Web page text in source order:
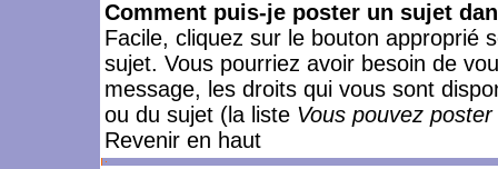
Comment puis-je poster un sujet
Facile, cliquez sur le bouton approprié
sujet. Vous pourriez avoir besoin de
message, les droits qui vous sont
ou du sujet (la liste Vous pouvez
Revenir en haut